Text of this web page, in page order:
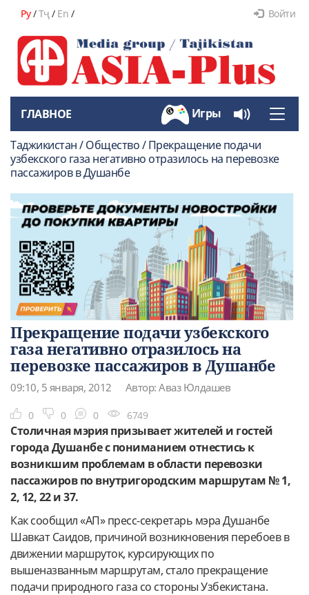
Ру/Тҷ/ En / Войти
Toggle
ГЛАВНОЕ Игры
Таджикистан / Общество / Прекращение подачи
узбекского газа негативно отразилось на перевозке
пассажиров в Душанбе
Прекращение подачи узбекского
газа негативно отразилось на
перевозке пассажиров в Душанбе
09:10, 5 января, 2012 Автор: Аваз Юлдашев
0 0 0 6749
Столичная мэрия призывает жителей и гостей
города Душанбе с пониманием отнестись к
возникшим проблемам в области перевозки
пассажиров по внутригородским маршрутам № 1,
2, 12, 22 и 37.
Как сообщил «АП» пресс-секретарь мэра Душанбе
Шавкат Саидов, причиной возникновения перебоев в
движении маршруток, курсирующих по
вышеназванным маршрутам, стало прекращение
подачи природного газа со стороны Узбекистана.